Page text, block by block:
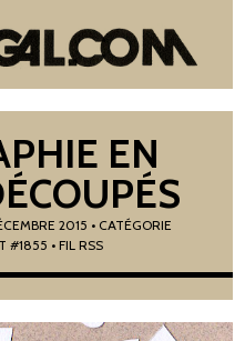
EN
2015 • CATÉGORIE
#1855 • FIL RSS